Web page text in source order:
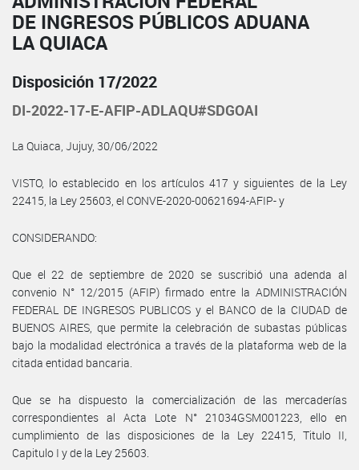
DE INGRESOS PÚBLICOS ADUANA
LA QUIACA
Disposición 17/2022
DI-2022-17-E-AFIP-ADLAQU#SDGOAI
La Quiaca, Jujuy, 30/06/2022
VISTO, lo establecido en los artículos 417 y siguientes de la Ley
22415, la Ley 25603, el CONVE-2020-00621694-AFIP- y
CONSIDERANDO:
Que el 22 de septiembre de 2020 se suscribió una adenda al
convenio N° 12/2015 (AFIP) firmado entre la ADMINISTRACIÓN
FEDERAL DE INGRESOS PUBLICOS y el BANCO de la CIUDAD de
BUENOS AIRES, que permite la celebración de subastas públicas
bajo la modalidad electrónica a través de la plataforma web de la
citada entidad bancaria.
Que se ha dispuesto la comercialización de las mercaderías
correspondientes al Acta Lote N° 21034GSM001223, ello en
cumplimiento de las disposiciones de la Ley 22415, Titulo II,
Capitulo I y de la Ley 25603.